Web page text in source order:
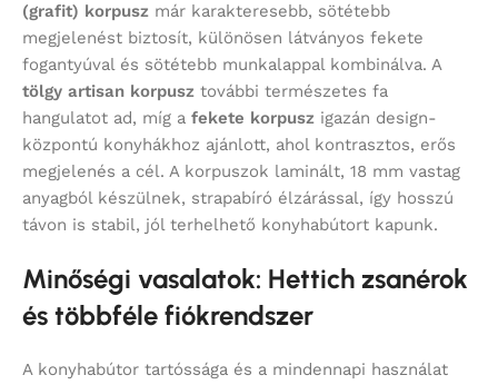
(grafit) korpusz már karakteresebb, sötétebb
megjelenést biztosít, különösen látványos fekete
fogantyúval és sötétebb munkalappal kombinálva. A
tölgy artisan korpusz további természetes fa
hangulatot ad, míg a fekete korpusz igazán design-
központú konyhákhoz ajánlott, ahol kontrasztos, erős
megjelenés a cél. A korpuszok laminált, 18 mm vastag
anyagból készülnek, strapabíró élzárással, így hosszú
távon is stabil, jól terhelhető konyhabútort kapunk.
Minőségi vasalatok: Hettich zsanérok
és többféle fiókrendszer
A konyhabútor tartóssága és a mindennapi használat